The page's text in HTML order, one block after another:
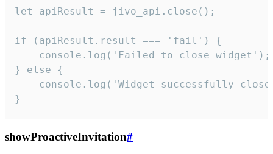
let apiResult = jivo_api.close();
if (apiResult.result === 'fail') {
    console.log('Failed to close widget');
} else {
console.log('Widget successfully
}
showProactiveInvitation#